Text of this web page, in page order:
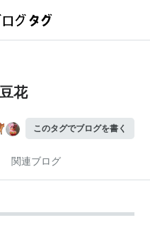
花
このタグでブログを書く
関連ブログ